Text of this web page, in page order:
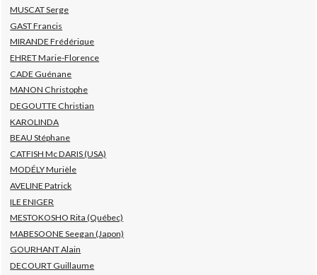
MUSCAT Serge
GAST Francis
MIRANDE Frédérique
EHRET Marie-Florence
CADE Guénane
MANON Christophe
DEGOUTTE Christian
KAROLINDA
BEAU Stéphane
CATFISH Mc DARIS (USA)
MODÉLY Murièle
AVELINE Patrick
ILE ENIGER
MESTOKOSHO Rita (Québec)
MABESOONE Seegan (Japon)
GOURHANT Alain
DECOURT Guillaume